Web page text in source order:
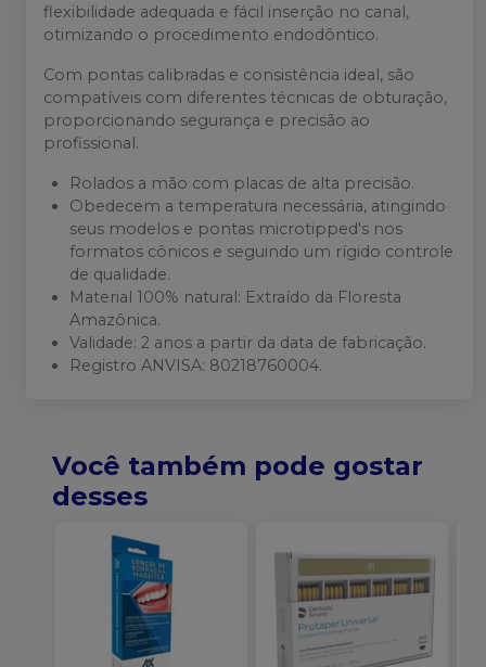
flexibilidade adequada e fácil inserção no canal,
otimizando o procedimento endodôntico.
Com pontas calibradas e consistência ideal, são
compatíveis com diferentes técnicas de obturação,
proporcionando segurança e precisão ao
profissional.
Rolados a mão com placas de alta precisão.
Obedecem a temperatura necessária, atingindo
seus modelos e pontas microtipped's nos
formatos cônicos e seguindo um rígido controle
de qualidade.
Material 100% natural: Extraído da Floresta
Amazônica.
Validade: 2 anos a partir da data de fabricação.
Registro ANVISA: 80218760004.
Você também pode gostar
desses